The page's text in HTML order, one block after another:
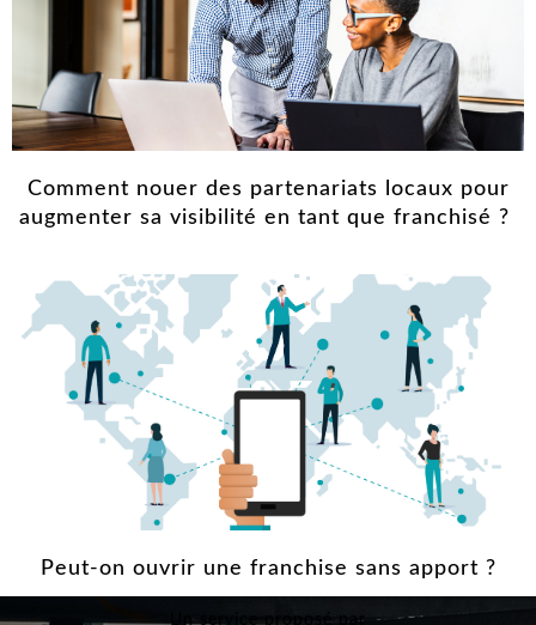
Comment nouer des partenariats locaux pour
augmenter sa visibilité en tant que franchisé ?
Peut-on ouvrir une franchise sans apport ?
Un service proposé par